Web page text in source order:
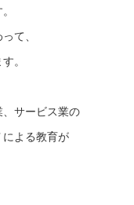
て、
。
サービス業の
よる教育が